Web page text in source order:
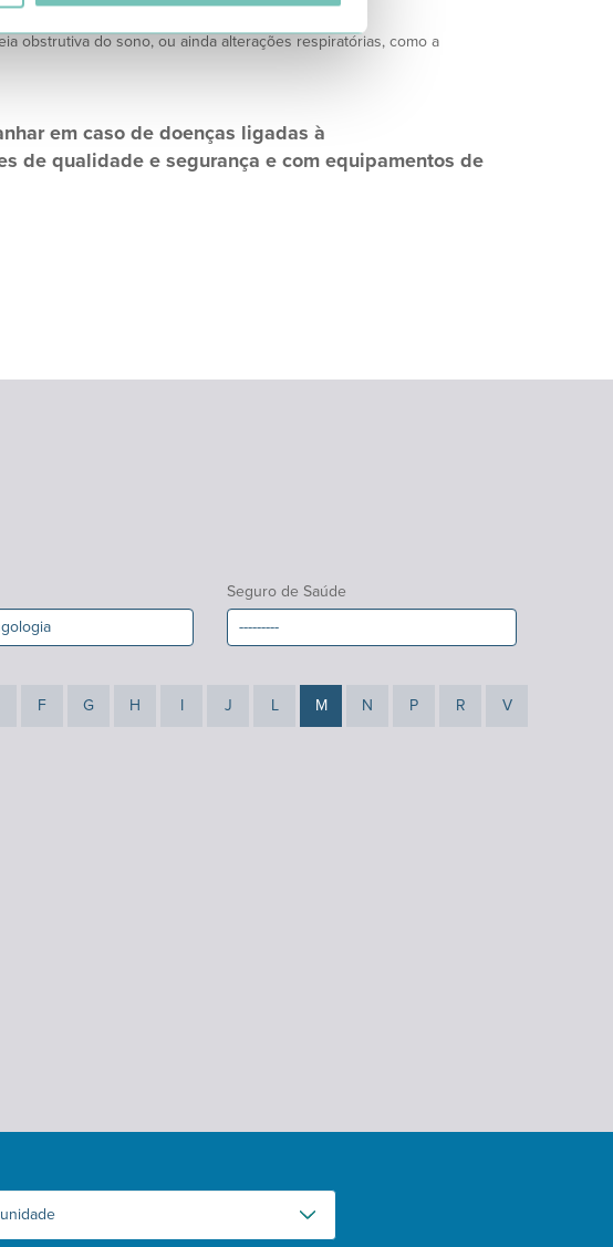
obstrutiva do sono, ou ainda alterações respiratórias, como a
em caso de doenças ligadas à
de qualidade e segurança e com equipamentos de
Seguro de Saúde
F G H I J L M N P R V